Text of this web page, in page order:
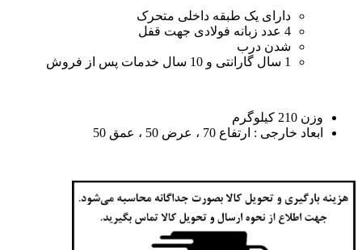
دارای یک طبقه داخلی متحرک
4 عدد زبانه فولادی جهت قفل
شدن درب
1 سال گارانتی و 10 سال خدمات پس از فروش
وزن 210 کیلوگرم
ابعاد خارجی : ارتفاع 70 ، عرض 50 ، عمق 50